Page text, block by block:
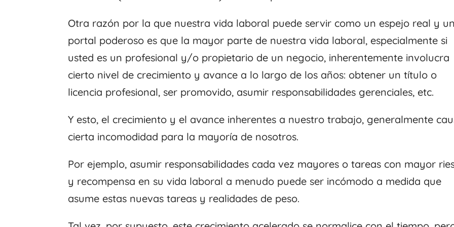
Otra razón por la que nuestra vida laboral puede servir como un espejo real y un
portal poderoso es que la mayor parte de nuestra vida laboral, especialmente si
usted es un profesional y/o propietario de un negocio, inherentemente involucra
cierto nivel de crecimiento y avance a lo largo de los años: obtener un título o
licencia profesional, ser promovido, asumir responsabilidades gerenciales, etc.
Y esto, el crecimiento y el avance inherentes a nuestro trabajo, generalmente
cierta incomodidad para la mayoría de nosotros.
Por ejemplo, asumir responsabilidades cada vez mayores o tareas con mayor
y recompensa en su vida laboral a menudo puede ser incómodo a medida que
asume estas nuevas tareas y realidades de peso.